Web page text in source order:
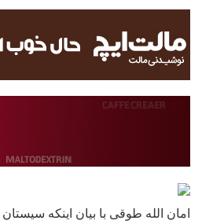
امان الله طوقی با بیان اینکه